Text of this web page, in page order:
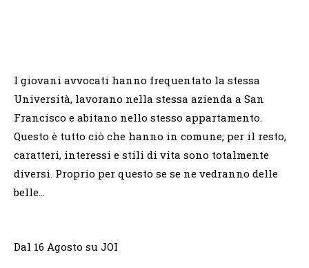
I giovani avvocati hanno frequentato la stessa
Università, lavorano nella stessa azienda a San
Francisco e abitano nello stesso appartamento.
Questo è tutto ciò che hanno in comune; per il resto,
caratteri, interessi e stili di vita sono totalmente
diversi. Proprio per questo se se ne vedranno delle
belle…
Dal 16 Agosto su JOI